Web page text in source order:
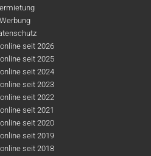
Werbung
seit 2026
seit 2025
seit 2024
seit 2023
seit 2022
seit 2021
seit 2020
seit 2019
seit 2018